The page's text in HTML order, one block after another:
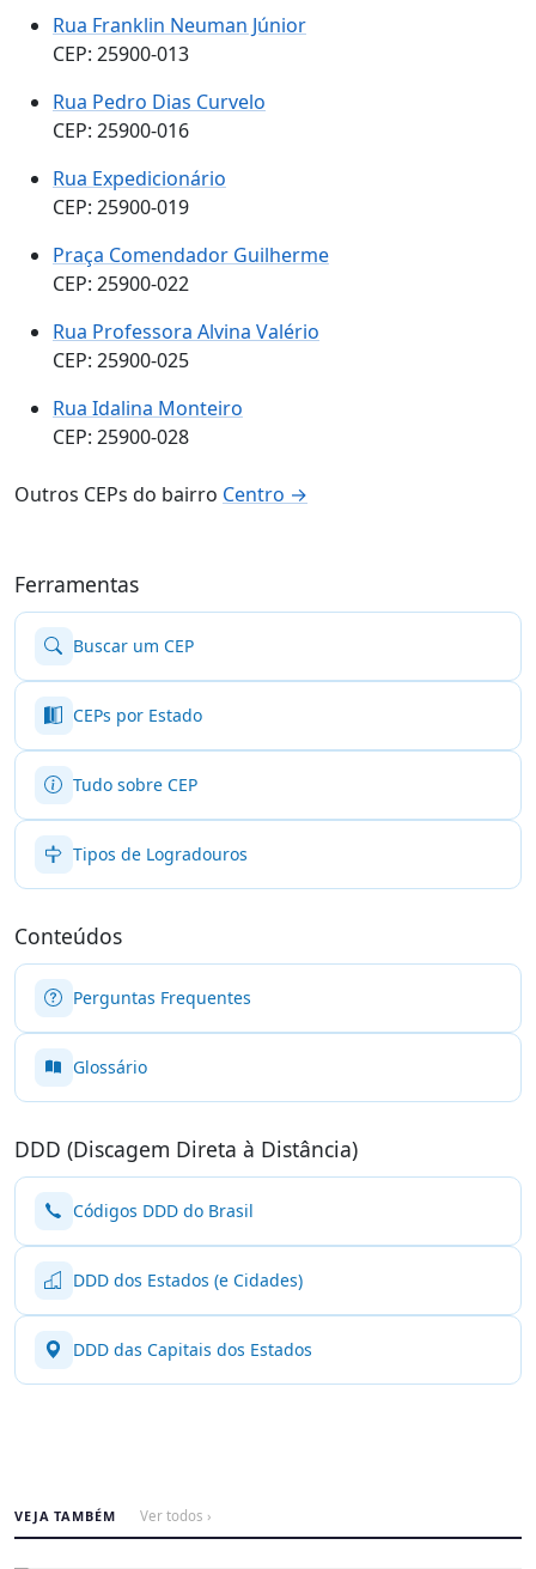
Rua Franklin Neuman Júnior
CEP: 25900-013
Rua Pedro Dias Curvelo
CEP: 25900-016
Rua Expedicionário
CEP: 25900-019
Praça Comendador Guilherme
CEP: 25900-022
Rua Professora Alvina Valério
CEP: 25900-025
Rua Idalina Monteiro
CEP: 25900-028
Outros CEPs do bairro Centro →
Ferramentas
Buscar um CEP
CEPs por Estado
Tudo sobre CEP
Tipos de Logradouros
Conteúdos
Perguntas Frequentes
Glossário
DDD (Discagem Direta à Distância)
Códigos DDD do Brasil
DDD dos Estados (e Cidades)
DDD das Capitais dos Estados
VEJA TAMBÉM Ver todos ›